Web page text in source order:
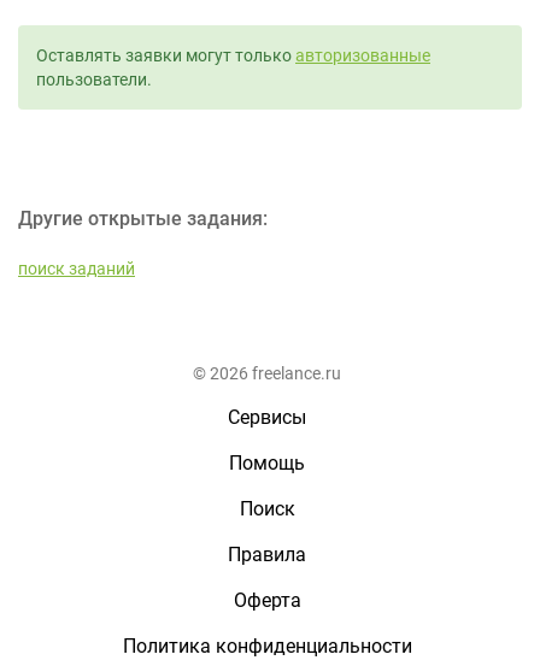
Оставлять заявки могут толькоавторизованные
пользователи.
Другие открытые задания:
поиск заданий
© 2026 freelance.ru
Сервисы
Помощь
Поиск
Правила
Оферта
Политика конфиденциальности